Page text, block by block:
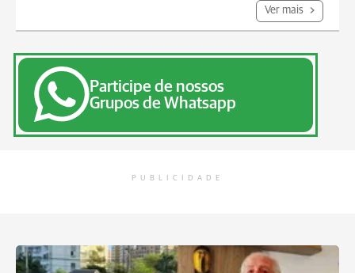
Ver mais
Participe de nossos
Grupos de Whatsapp
PUBLICIDADE